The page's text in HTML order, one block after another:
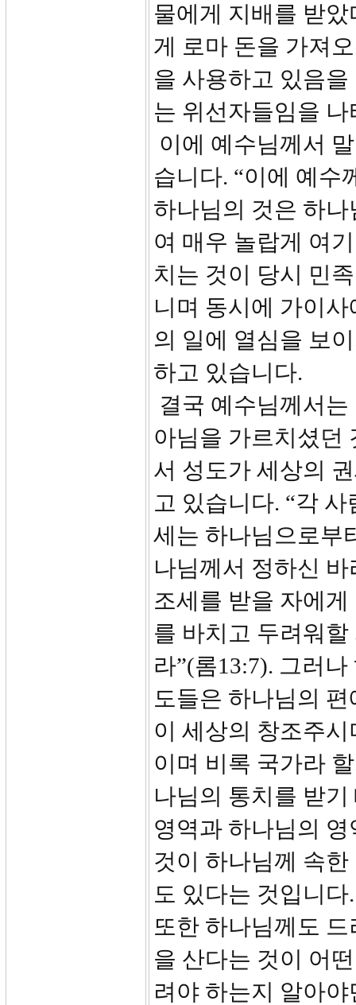
물에게 지배를 받
게 로마 돈을 가져
을 사용하고 있음
는 위선자들임을
이에 예수님께서
습니다. “이에 예수
하나님의 것은 하
여 매우 놀랍게 여
치는 것이 당시 민
니며 동시에 가이
의 일에 열심을 보
하고 있습니다.
결국 예수님께서
아님을 가르치셨던
서 성도가 세상의
고 있습니다. “각
세는 하나님으로부
나님께서 정하신
조세를 받을 자에
를 바치고 두려워
라”(롬13:7). 그러
도들은 하나님의
이 세상의 창조주
이며 비록 국가라
나님의 통치를 받
영역과 하나님의
것이 하나님께 속
도 있다는 것입니다.
또한 하나님께도
을 산다는 것이 어
려야 하는지 알아